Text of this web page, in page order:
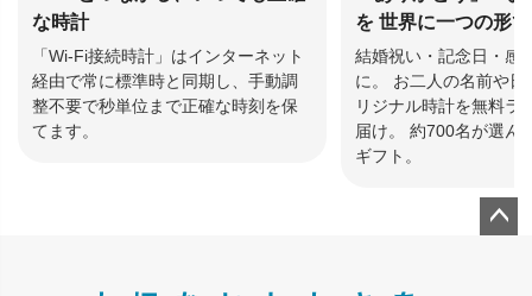
な時計
「Wi-Fi接続時計」はインターネット
経由で常に標準時と同期し、手動調
整不要で秒単位まで正確な時刻を保
てます。
を 世界に一つの形
結婚祝い・記念日・感
に。 お二人の名前や日
リジナル時計を無料ラ
届け。 約700名が選ん
ギフト。